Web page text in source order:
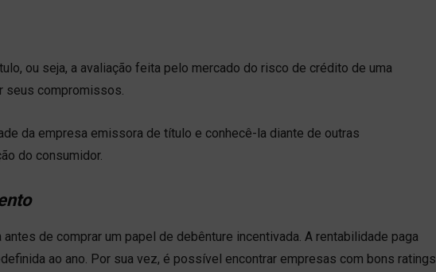
ou seja, a avaliação feita pelo mercado do risco de crédito de uma
seus compromissos.
da empresa emissora de título e conhecê-la diante de outras
do consumidor.
de comprar um papel de debênture incentivada. A rentabilidade paga
ao ano. Por sua vez, é possível encontrar empresas com bons ratings